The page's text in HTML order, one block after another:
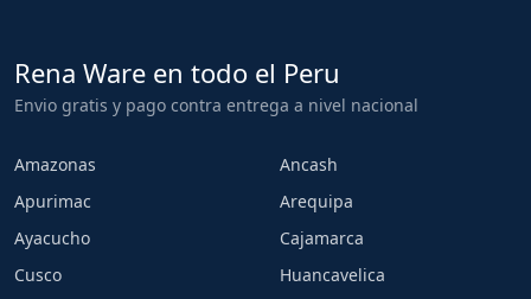
Rena Ware en todo el Peru
Envio gratis y pago contra entrega a nivel nacional
Amazonas
Ancash
Apurimac
Arequipa
Ayacucho
Cajamarca
Cusco
Huancavelica